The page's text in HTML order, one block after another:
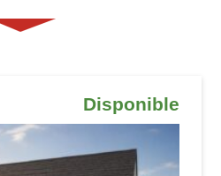
Disponible